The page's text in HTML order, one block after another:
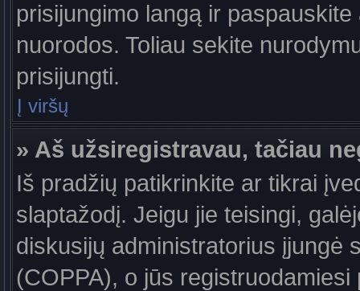
prisijungimo langą ir
nuorodos. Toliau sekite
prisijungti.
Į viršų
» Aš užsiregistravau, tačiau
Iš pradžių patikrinkite ar tikrai
slaptažodį. Jeigu jie teisingi,
diskusijų administratorius įjungė
(COPPA), o jūs